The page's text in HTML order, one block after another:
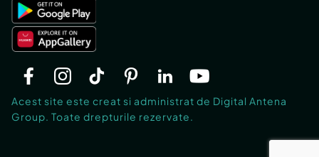
Acest site este creat si administrat de Digital Antena
Group. Toate drepturile rezervate.